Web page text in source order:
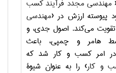
مهندسی مجدد فرآیند کسب
پیوسته ارزش در ‹مهندسی
تقویت می‌کند. اصول جدی، و
هامر و چمپی، باعث
در امر کسب و کار شد که
و کار› را به عنوان شیوۀ